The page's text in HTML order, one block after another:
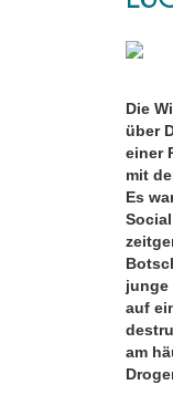
Die
über
einer
mit
Es
junge
auf
am